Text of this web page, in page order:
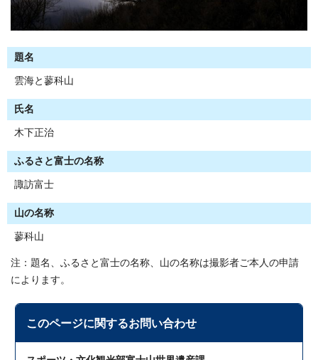
題名
雲海と蓼科山
氏名
木下正治
ふるさと富士の名称
諏訪富士
山の名称
蓼科山
注：題名、ふるさと富士の名称、山の名称は撮影者ご本人の申請
によります。
このページに関するお問い合わせ